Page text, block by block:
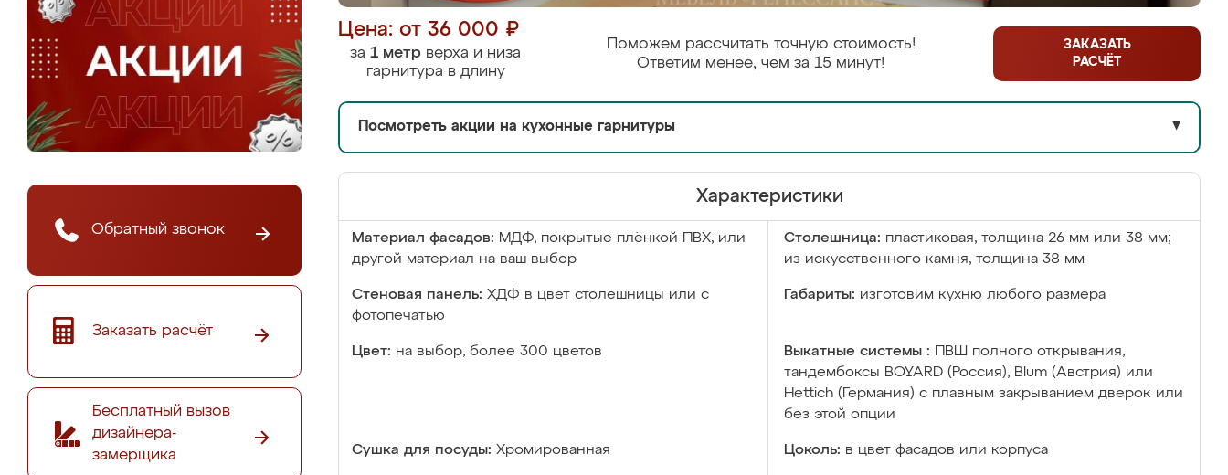
Обратный звонок
Заказать расчёт
Бесплатный вызов
дизайнера-
замерщика
Цена: от 36 000 ₽
за 1 метр верха и низа
гарнитура в длину
Поможем рассчитать точную стоимость!
Ответим менее, чем за 15 минут!
ЗАКАЗАТЬ
РАСЧЁТ
Посмотреть акции на кухонные гарнитуры ▼
Характеристики
Материал фасадов: МДФ, покрытые плёнкой ПВХ, или
другой материал на ваш выбор
Столешница: пластиковая, толщина 26 мм или 38 мм;
из искусственного камня, толщина 38 мм
Стеновая панель: ХДФ в цвет столешницы или с
фотопечатью
Габариты: изготовим кухню любого размера
Цвет: на выбор, более 300 цветов Выкатные системы :
ПВШ полного открывания,
тандембоксы BOYARD (Россия), Blum (Австрия) или
Hettich (Германия) с плавным закрыванием дверок или
без этой опции
Сушка для посуды: Хромированная Цоколь: в цвет фасадов или корпуса